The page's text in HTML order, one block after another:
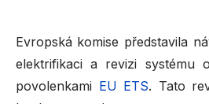
Evropská komise představila
elektrifikaci a revizi systému
povolenkami EU ETS. Tato